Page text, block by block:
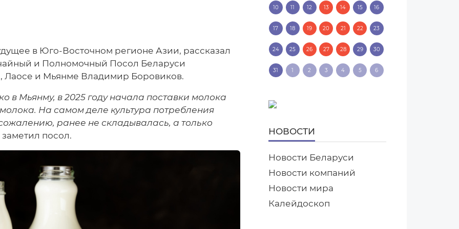
в Юго-Восточном регионе Азии, рассказал
и Полномочный Посол Беларуси
Лаосе и Мьянме Владимир Боровиков.
в Мьянму, в 2025 году начала поставки молока
На самом деле культура потребления
ранее не складывалась, а только
посол.
10 11 12 13 14 15 16
17 18 19 20 21 22 23
24 25 26 27 28 29 30
31 1 2 3 4 5 6
НОВОСТИ
Новости Беларуси
Новости компаний
Новости мира
Калейдоскоп